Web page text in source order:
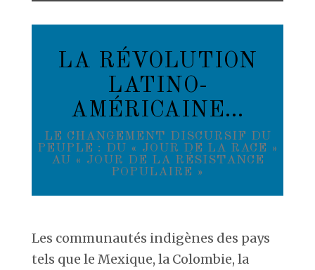
LA RÉVOLUTION
LATINO-
AMÉRICAINE…
LE CHANGEMENT DISCURSIF DU
PEUPLE : DU « JOUR DE LA RACE »
AU « JOUR DE LA RÉSISTANCE
POPULAIRE »
Les communautés indigènes des pays
tels que le Mexique, la Colombie, la